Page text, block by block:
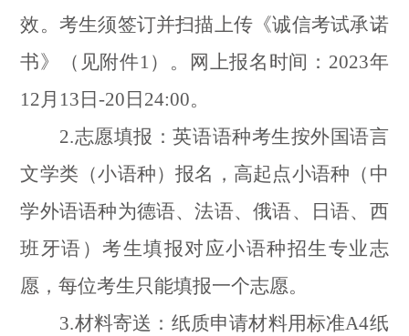
效。考生须签订并扫描上传《诚信考试承诺
书》（见附件1 ）。网上报名时间： 2023年
12月 13 日-20 日 24:00。
2.志愿填报：英语语种考生按外国语言
文学类（小语种）报名，高起点小语种（中
学外语语种为德语、法语、俄语、日语、西
班牙语）考生填报对应小语种招生专业志
愿，每位考生只能填报一个志愿。
3.材料寄送：纸质申请材料用标准A4纸